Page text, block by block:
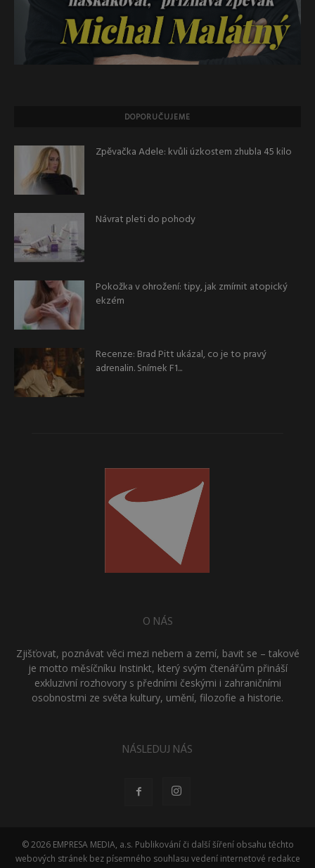
DOPORUČUJEME
Zpěvačka Adele: kvůli úzkostem zhubla 45 kilo
Návrat pleti do pohody
Pokožka v ohrožení: tipy, jak zmírnit atopický
ekzém
Recenze: Brad Pitt ukázal, co je to pravý
adrenalin. Snímek F1...
O NÁS
Zjišťovat, poznávat věci mezi nebem a zemí, bavit se – takové
je motto měsíčníku Instinkt, který svým čtenářům přináší
exkluzivní rozhovory s předními českými i zahraničními
osobnostmi ze světa kultury, umění, filozofie a historie.
NÁSLEDUJ NÁS
© 2026 EMPRESA MEDIA, a.s. Publikování či další šíření obsahu těchto
webových stránek bez písemného souhlasu vedení internetové redakce